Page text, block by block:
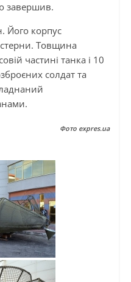
завершив.
Його корпус
Товщина
частині танка і 10
солдат та
Фото expres.ua